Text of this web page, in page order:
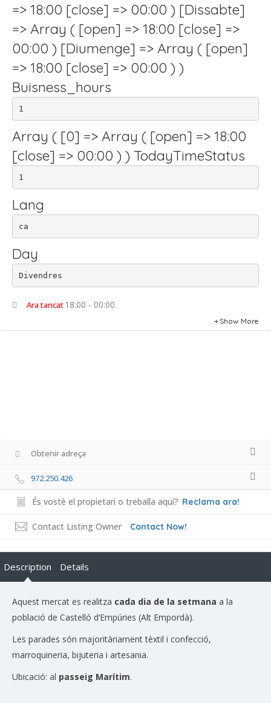
=> 18:00 [close] => 00:00 ) [Dissabte]
=> Array ( [open] => 18:00 [close] =>
00:00 ) [Diumenge] => Array ( [open]
=> 18:00 [close] => 00:00 ) )
Buisness_hours
1
Array ( [0] => Array ( [open] => 18:00
[close] => 00:00 ) ) TodayTimeStatus
1
Lang
ca
Day
Divendres
Ara tancat18:00 - 00:00
Show More
Obtenir adreça
972.250.426
És vostè el propietari o treballa aquí? Reclama ara!
Contact Listing Owner Contact Now!
Description Details
Aquest mercat es realitza cada dia de la setmana a la
població de Castelló d’Empúries (Alt Empordà).
Les parades són majoritàriament tèxtil i confecció,
marroquineria, bijuteria i artesania.
Ubicació: al passeig Marítim.